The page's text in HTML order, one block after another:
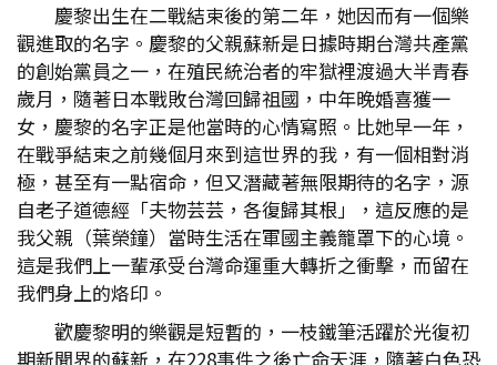
慶黎出生在二戰結束後的第二年，她因而有一個樂
觀進取的名字。慶黎的父親蘇新是日據時期台灣共產黨
的創始黨員之一，在殖民統治者的牢獄裡渡過大半青春
歲月，隨著日本戰敗台灣回歸祖國，中年晚婚喜獲一
女，慶黎的名字正是他當時的心情寫照。比她早一年，
在戰爭結束之前幾個月來到這世界的我，有一個相對消
極，甚至有一點宿命，但又潛藏著無限期待的名字，源
自老子道德經「夫物芸芸，各復歸其根」，這反應的是
我父親（葉榮鐘）當時生活在軍國主義籠罩下的心境。
這是我們上一輩承受台灣命運重大轉折之衝擊，而留在
我們身上的烙印。
歡慶黎明的樂觀是短暫的，一枝鐵筆活躍於光復初
期新聞界的蘇新，在228事件之後亡命天涯，隨著白色恐